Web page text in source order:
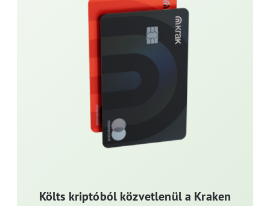
Költs kriptóból közvetlenül a Kraken